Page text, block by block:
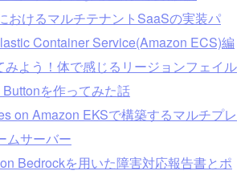
おけるマルチテナントSaaSの実装パ
Container Service(Amazon ECS)編
みよう！体で感じるリージョンフェイル
を作ってみた話
on Amazon EKSで構築するマルチプレ
ムサーバー
Bedrockを用いた障害対応報告書とポ